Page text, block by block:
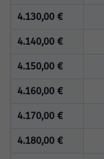
4.130,00 €
4.140,00 €
4.150,00 €
4.160,00 €
4.170,00 €
4.180,00 €